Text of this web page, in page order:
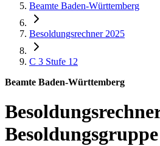
Beamte Baden-Württemberg
Besoldungsrechner 2025
C 3 Stufe 12
Beamte Baden-Württemberg